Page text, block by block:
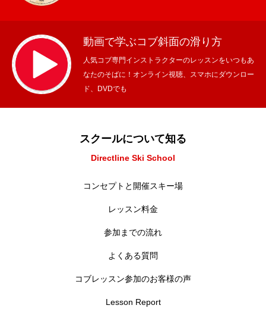
動画で学ぶコブ斜面の滑り方
人気コブ専門インストラクターのレッスンをいつもあ
なたのそばに！オンライン視聴、スマホにダウンロー
ド、DVDでも
スクールについて知る
Directline Ski School
コンセプトと開催スキー場
レッスン料金
参加までの流れ
よくある質問
コブレッスン参加のお客様の声
Lesson Report